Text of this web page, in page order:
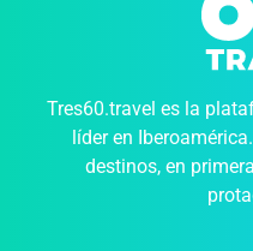
Tres60.travel es la
líder en
destinos, en